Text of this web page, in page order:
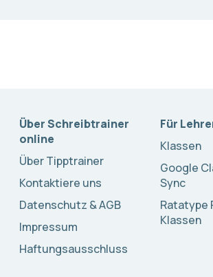
Über Schreibtrainer
online
Über Tipptrainer
Kontaktiere uns
Datenschutz & AGB
Impressum
Haftungsausschluss
Für
Klassen
Google
Sync
Ratatype
Klassen